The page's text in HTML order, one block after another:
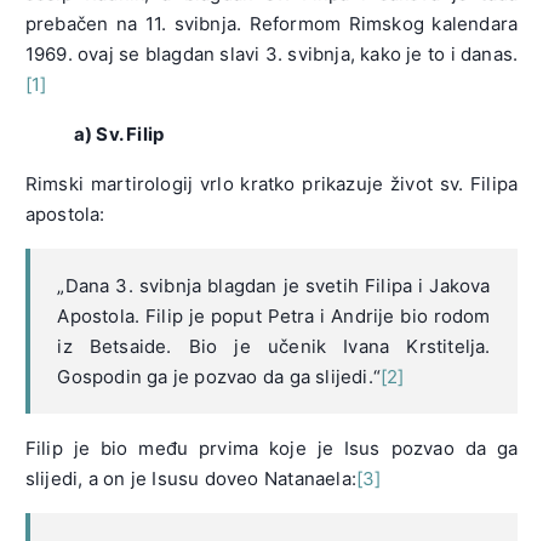
prebačen na 11. svibnja. Reformom Rimskog kalendara
1969. ovaj se blagdan slavi 3. svibnja, kako je to i danas.
[1]
a) Sv. Filip
Rimski martirologij vrlo kratko prikazuje život sv. Filipa
apostola:
„Dana 3. svibnja blagdan je svetih Filipa i Jakova
Apostola. Filip je poput Petra i Andrije bio rodom
iz Betsaide. Bio je učenik Ivana Krstitelja.
Gospodin ga je pozvao da ga slijedi.“[2]
Filip je bio među prvima koje je Isus pozvao da ga
slijedi, a on je Isusu doveo Natanaela:[3]